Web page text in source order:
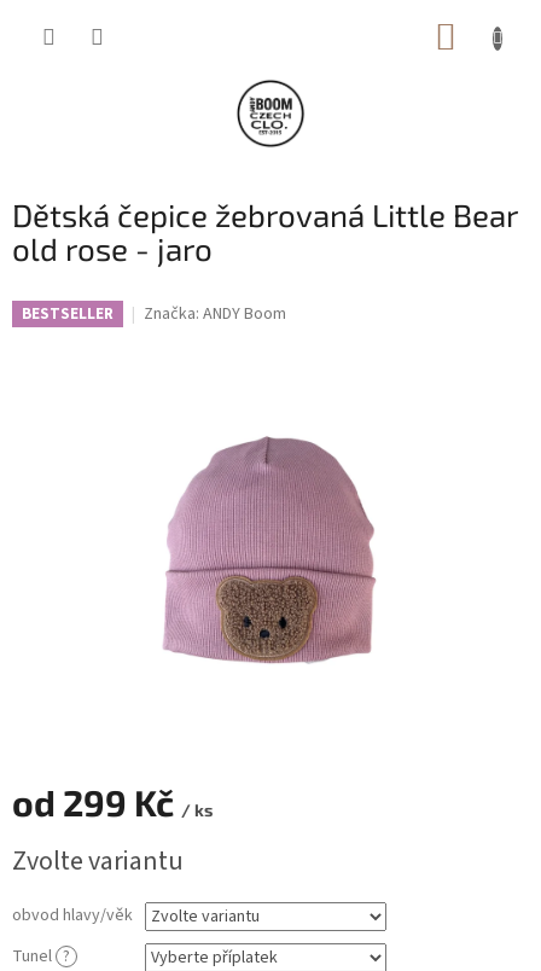
Dětská čepice žebrovaná Little Bear
old rose - jaro
BESTSELLER Značka: ANDY Boom
od 299 Kč / ks
cena:
Zvolte variantu
obvod hlavy/věk
Tunel ?